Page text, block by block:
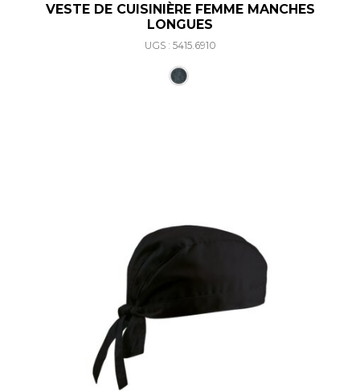
VESTE DE CUISINIÈRE FEMME MANCHES
LONGUES
UGS : 5415.6910